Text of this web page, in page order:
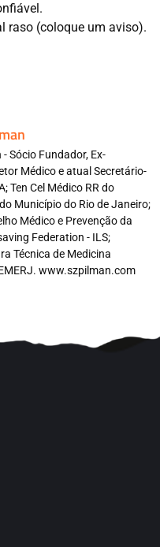
raso (coloque um aviso).
Sócio Fundador, Ex-
Médico e atual Secretário-
Ten Cel Médico RR do
Município do Rio de Janeiro;
Médico e Prevenção da
Federation - ILS;
Técnica de Medicina
www.szpilman.com